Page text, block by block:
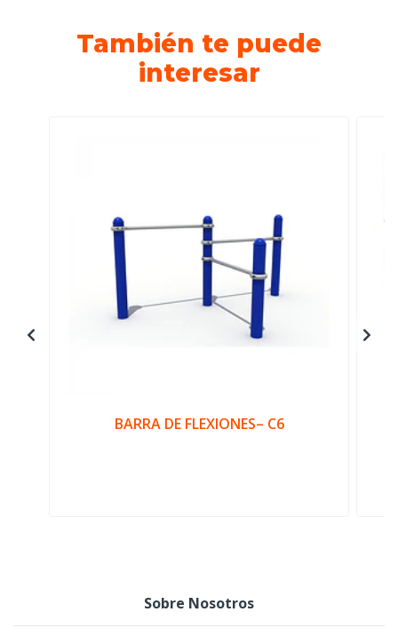
También te puede
interesar
BARRA DE FLEXIONES– C6
Sobre Nosotros